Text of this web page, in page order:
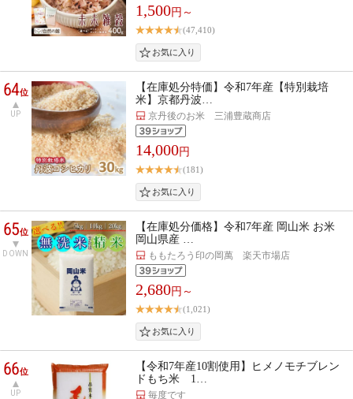
1,500円～
(47,410)
64位
UP
【在庫処分特価】令和7年産【特別栽培
米】京都丹波…
京丹後のお米 三浦豊蔵商店
14,000円
(181)
65位
DOWN
【在庫処分価格】令和7年産 岡山米 お米
岡山県産 …
ももたろう印の岡萬 楽天市場店
2,680円～
(1,021)
66位
UP
【令和7年産10割使用】ヒメノモチブレン
ドもち米 1…
毎度です